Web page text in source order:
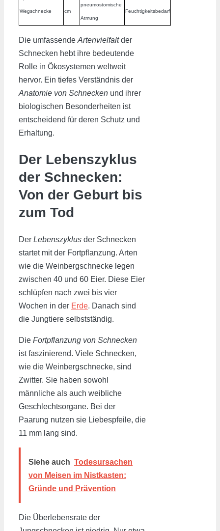
Wegschnecke cm
pneumostomische
Atmung
Feuchtigkeitsbedarf
Die umfassende Artenvielfaltder
Schnecken hebt ihre bedeutende
Rolle in Ökosystemen weltweit
hervor. Ein tiefes Verständnis der
Anatomie von Schnecken und ihrer
biologischen Besonderheiten ist
entscheidend für deren Schutz und
Erhaltung.
Der Lebenszyklus
der Schnecken:
Von der Geburt bis
zum Tod
Der Lebenszyklus der Schnecken
startet mit der Fortpflanzung. Arten
wie die Weinbergschnecke legen
zwischen 40 und 60 Eier. Diese Eier
schlüpfen nach zwei bis vier
Wochen in der Erde. Danach sind
die Jungtiere selbstständig.
Die Fortpflanzung von Schnecken
ist faszinierend. Viele Schnecken,
wie die Weinbergschnecke, sind
Zwitter. Sie haben sowohl
männliche als auch weibliche
Geschlechtsorgane. Bei der
Paarung nutzen sie Liebespfeile, die
11 mm lang sind.
Siehe auch Todesursachen
von Meisen im Nistkasten:
Gründe und Prävention
Die Überlebensrate der